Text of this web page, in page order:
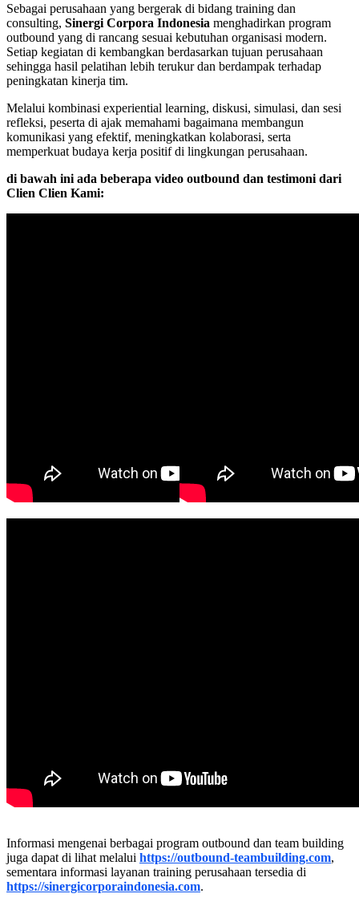
Sebagai perusahaan yang bergerak di bidang training dan
consulting, Sinergi Corpora Indonesia menghadirkan program
outbound yang di rancang sesuai kebutuhan organisasi modern.
Setiap kegiatan di kembangkan berdasarkan tujuan perusahaan
sehingga hasil pelatihan lebih terukur dan berdampak terhadap
peningkatan kinerja tim.
Melalui kombinasi experiential learning, diskusi, simulasi, dan sesi
refleksi, peserta di ajak memahami bagaimana membangun
komunikasi yang efektif, meningkatkan kolaborasi, serta
memperkuat budaya kerja positif di lingkungan perusahaan.
di bawah ini ada beberapa video outbound dan testimoni dari
Clien Clien Kami:
Informasi mengenai berbagai program outbound dan team building
juga dapat di lihat melalui https://outbound-teambuilding.com,
sementara informasi layanan training perusahaan tersedia di
https://sinergicorporaindonesia.com.